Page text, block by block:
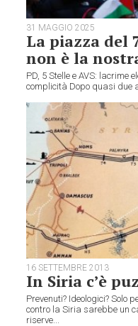
31 MAGGIO 2025
La piazza del
non è la
PD, 5 Stelle e AVS: lacrime
complicità Dopo quasi due
16 SETTEMBRE 2013
In Siria c’è
Prevenuti? Ideologici? Solo
contro la Siria sarebbe un
riserve...